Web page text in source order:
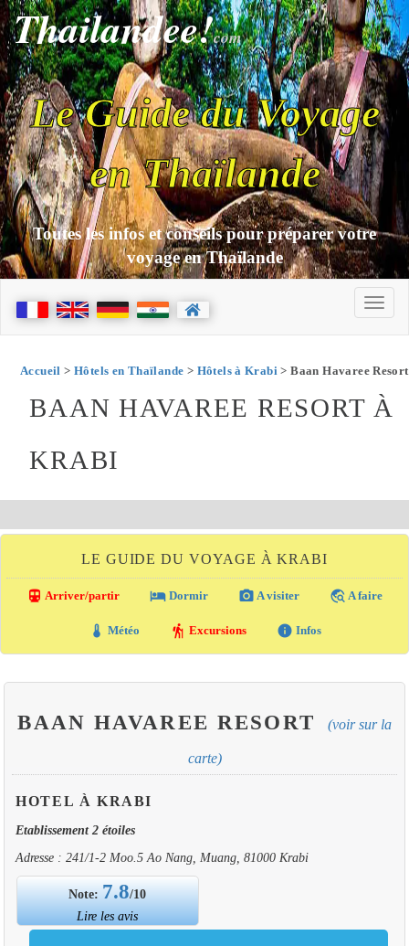
Thailandee!com
Le Guide du Voyage
en Thaïlande
Toutes les infos et conseils pour préparer votre
voyage en Thaïlande
Accueil > Hôtels en Thaïlande > Hôtels à Krabi > Baan Havaree Resort
BAAN HAVAREE RESORT À
KRABI
LE GUIDE DU VOYAGE À KRABI
directions_transit Arriver/partir local_hotel Dormir photo_camera A visiter travel_explore A faire
thermostat Météo hiking Excursions info Infos
BAAN HAVAREE RESORT (voir sur la
carte)
HOTEL À KRABI
Etablissement 2 étoiles
Adresse : 241/1-2 Moo.5 Ao Nang, Muang, 81000 Krabi
Note: 7.8/10
Lire les avis